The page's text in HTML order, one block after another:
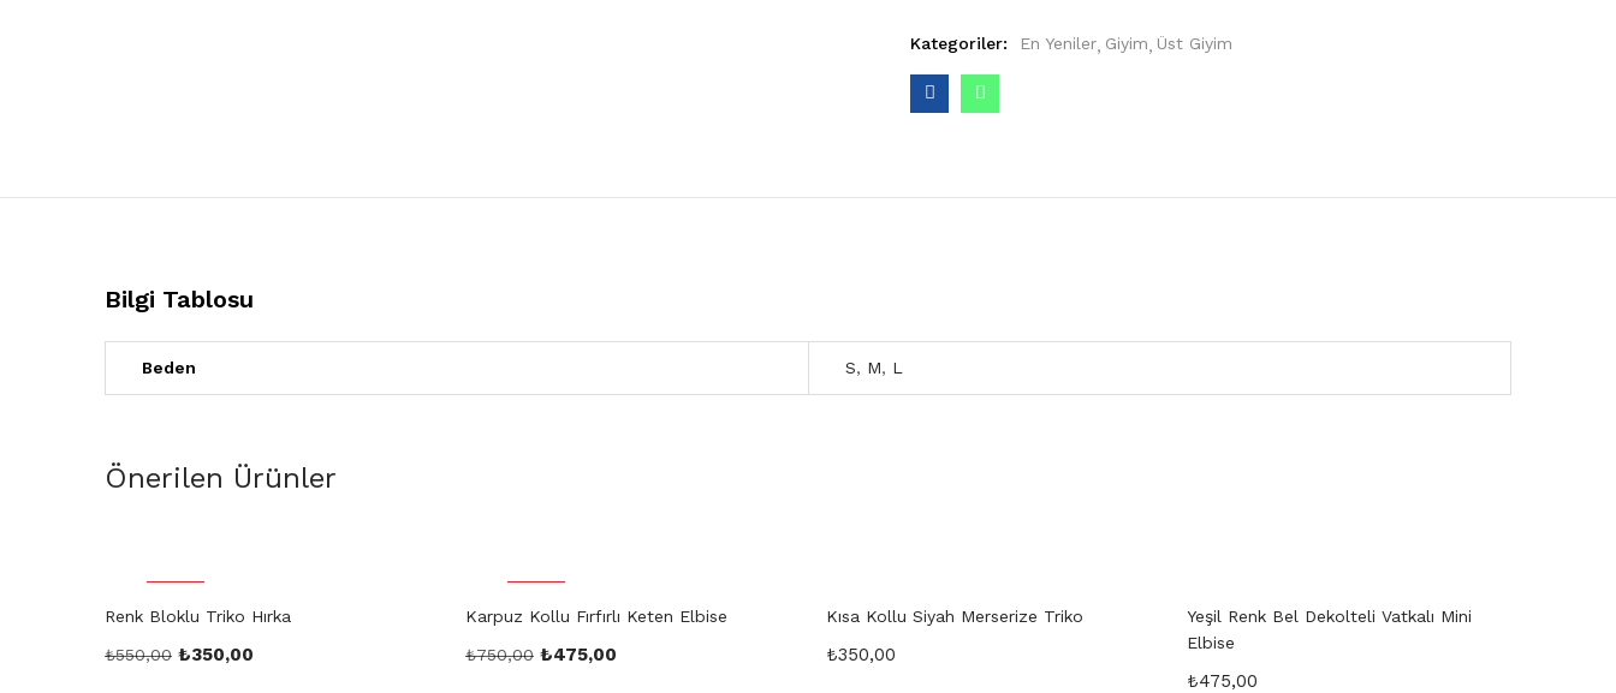
Kategoriler: En Yeniler Giyim Üst Giyim
Bilgi Tablosu
Beden S, M, L
Önerilen Ürünler
Renk Bloklu Triko Hırka
₺550,00 ₺350,00
Karpuz Kollu Fırfırlı Keten Elbise
₺750,00 ₺475,00
Kısa Kollu Siyah Merserize Triko
₺350,00
Yeşil Renk Bel Dekolteli Vatkalı Mini
Elbise
₺475,00